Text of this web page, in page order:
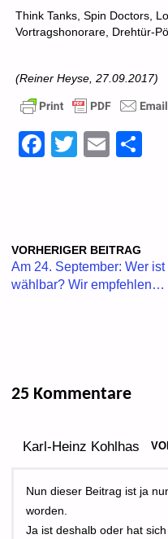
Think Tanks, Spin Doctors,
Vortragshonorare, Drehtür-
(Reiner Heyse, 27.09.2017)
F
b
o
T
E
VORHERIGER BEITRAG
Am 24. September: Wer ist
wählbar? Wir empfehlen…
25 Kommentare
Karl-Heinz Kohlhas
Nun dieser Beitrag ist ja
worden.
Ja ist deshalb oder hat